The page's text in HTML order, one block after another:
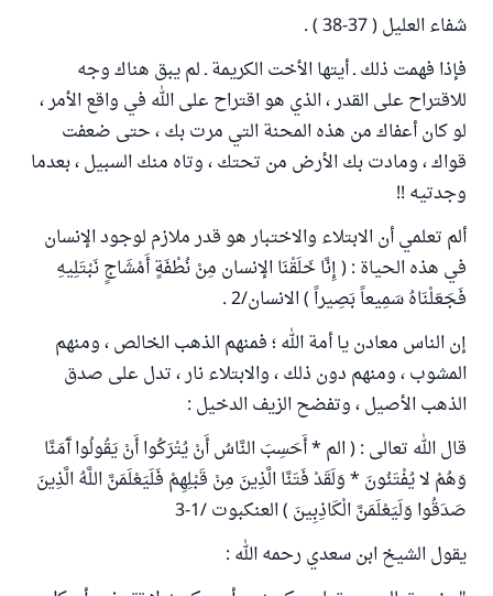
شفاء العليل ( 37-38 ) .
فإذا فهمت ذلك ـ أيتها الأخت الكريمة ـ لم يبق هناك وجه
للاقتراح على القدر ، الذي هو اقتراح على الله في واقع الأمر ،
لو كان أعفاك من هذه المحنة التي مرت بك ، حتى ضعفت
قواك ، ومادت بك الأرض من تحتك ، وتاه منك السبيل ، بعدما
وجدتيه !!
ألم تعلمي أن الابتلاء والاختبار هو قدر ملازم لوجود الإنسان
في هذه الحياة : ( إِنَّا خَلَقْنَا الإنسان مِنْ نُطْفَةٍ أَمْشَاجٍ نَبْتَلِيهِ
فَجَعَلْنَاهُ سَمِيعاً بَصِيراً ) الانسان/2 .
إن الناس معادن يا أمة الله ؛ فمنهم الذهب الخالص ، ومنهم
المشوب ، ومنهم دون ذلك ، والابتلاء نار ، تدل على صدق
الذهب الأصيل ، وتفضح الزيف الدخيل :
قال الله تعالى : ( الم * أَحَسِبَ النَّاسُ أَنْ يُتْرَكُوا أَنْ يَقُولُوا آَمَنَّا
وَهُمْ لا يُفْتَنُونَ * وَلَقَدْ فَتَنَّا الَّذِينَ مِنْ قَبْلِهِمْ فَلَيَعْلَمَنَّ اللَّهُ الَّذِينَ
صَدَقُوا وَلَيَعْلَمَنَّ الْكَاذِبِينَ ) العنكبوت /1-3
يقول الشيخ ابن سعدي رحمه الله :